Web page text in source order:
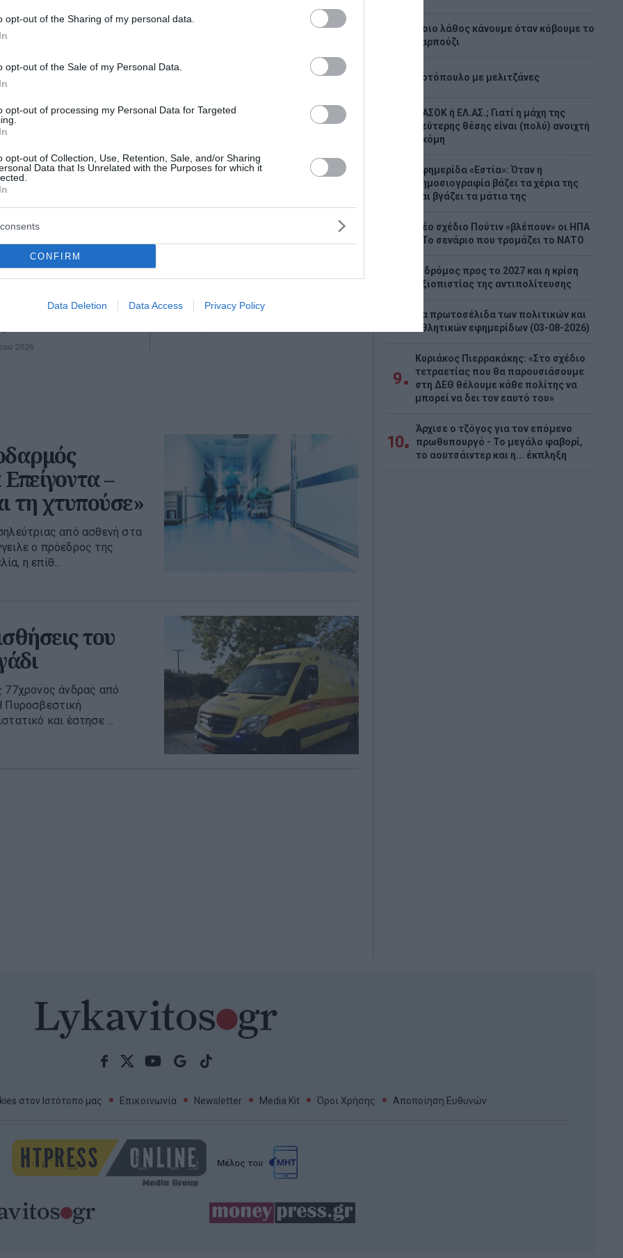
opt-out of the Sharing of my personal data.
opt-out of the Sale of my Personal Data.
opt-out of processing my Personal Data for Targeted
opt-out of Collection, Use, Retention, Sale, and/or Sharing
Data that Is Unrelated with the Purposes for which it
CONFIRM
Data Deletion Data Access Privacy Policy
στο
Μηχανή της ΔΙΑΣ
με αυτοκίνητο
της ομάδας ΔΙΑΣ
όταν η μηχανή στην
Λαγονήσι. Ο οδηγός του
2026
Πινακίδες κυκλοφορίας:
Τέλος στις καθυστερήσεις –
σύστημα παραγγελίας
Υποδομών και Μεταφορών το αμέσως
ανοικτό, ψηφιακ...
–
τη χτυπούσε»
από ασθενή στα
ο πρόεδρος της
η επίθ...
του
77χρονος άνδρας από
Πυροσβεστική
και έστησε ...
Ποιο λάθος κάνουμε όταν κόβουμε το
καρπούζι
Κοτόπουλο με μελιτζάνες
ΠΑΣΟΚ ή ΕΛ.ΑΣ.; Γιατί η μάχη της
δεύτερης θέσης είναι (πολύ) ανοιχτή
ακόμη
Εφημερίδα «Εστία»: Όταν η
δημοσιογραφία βάζει τα χέρια της
και βγάζει τα μάτια της
Νέο σχέδιο Πούτιν «βλέπουν» οι ΗΠΑ
- Το σενάριο που τρομάζει το ΝΑΤΟ
Ο δρόμος προς το 2027 και η κρίση
αξιοπιστίας της αντιπολίτευσης
Τα πρωτοσέλιδα των πολιτικών και
αθλητικών εφημερίδων (03-08-2026)
9
Κυριάκος Πιερρακάκης: «Στο σχέδιο
τετραετίας που θα παρουσιάσουμε
στη ΔΕΘ θέλουμε κάθε πολίτης να
μπορεί να δει τον εαυτό του»
10
Άρχισε ο τζόγος για τον επόμενο
πρωθυπουργό - Το μεγάλο φαβορί,
το αουτσάιντερ και η... έκπληξη
στον Ιστότοπο μας Επικοινωνία Newsletter Media Kit Όροι Χρήσης Αποποίηση Ευθυνών
Μέλος του